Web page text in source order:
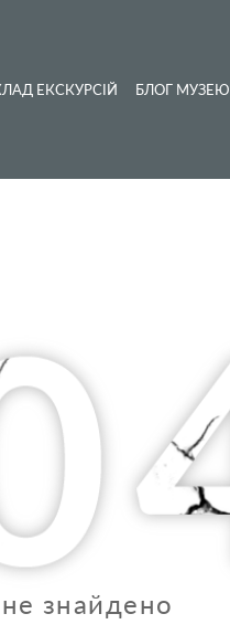
ЕКСКУРСІЙ БЛОГ МУЗЕЮ
знайдено